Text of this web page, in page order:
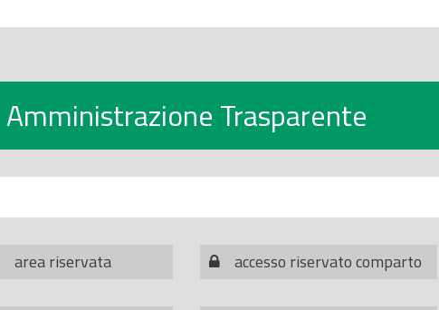
Amministrazione Trasparente
area riservata accesso riservato comparto